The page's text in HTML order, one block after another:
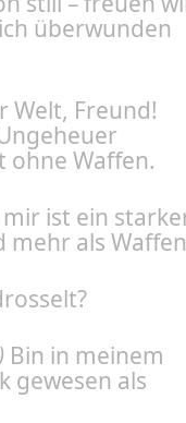
überwunden
Welt, Freund!
ohne Waffen.
mir ist ein
mehr als
Bin in meinem
gewesen als